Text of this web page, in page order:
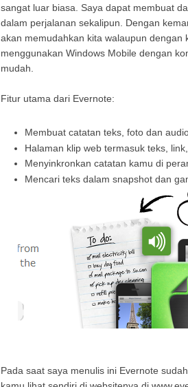
sangat luar biasa. Saya dapat membuat
dalam perjalanan sekalipun. Dengan
akan memudahkan kita walaupun dengan
menggunakan Windows Mobile dengan
mudah.
Fitur utama dari Evernote:
Membuat catatan teks, foto dan
Halaman klip web termasuk teks,
Menyinkronkan catatan kamu di
Mencari teks dalam snapshot dan
Pada saat saya menulis ini Evernote